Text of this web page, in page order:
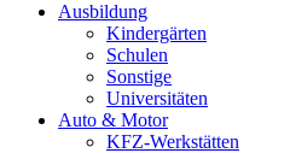
Ausbildung
Kindergärten
Schulen
Sonstige
Universitäten
Auto & Motor
KFZ-Werkstätten